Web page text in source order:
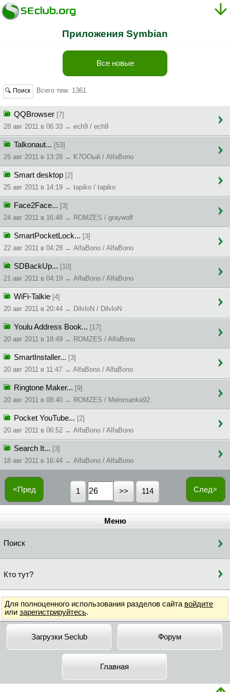
Приложения Symbian
Все новые
🔍 Поиск Всего тем: 1361
QQBrowser [7]
28 авг 2011 в 06:33 → ech9 / ech9
Talkonaut... [53]
26 авг 2011 в 13:28 → K7OOый / AlfaBono
Smart desktop [2]
25 авг 2011 в 14:19 → tapiko / tapiko
Face2Face... [3]
24 авг 2011 в 16:48 → ROMZES / graywolf
SmartPocketLock... [3]
22 авг 2011 в 04:28 → AlfaBono / AlfaBono
SDBackUp... [10]
21 авг 2011 в 04:19 → AlfaBono / AlfaBono
WiFi-Talkie [4]
20 авг 2011 в 20:44 → DilvloN / DilvloN
Youlu Address Book... [17]
20 авг 2011 в 18:49 → ROMZES / AlfaBono
SmartInstaller... [3]
20 авг 2011 в 11:47 → AlfaBono / AlfaBono
Ringtone Maker... [9]
20 авг 2011 в 08:40 → ROMZES / Melomanka92
Pocket YouTube... [2]
20 авг 2011 в 06:52 → AlfaBono / AlfaBono
Search It... [3]
18 авг 2011 в 16:44 → AlfaBono / AlfaBono
<Пред След>
1 114
Меню
Поиск
Кто тут?
Для полноценного использования разделов сайта войдите
или зарегистрируйтесь.
Загрузки Seclub Форум
Главная